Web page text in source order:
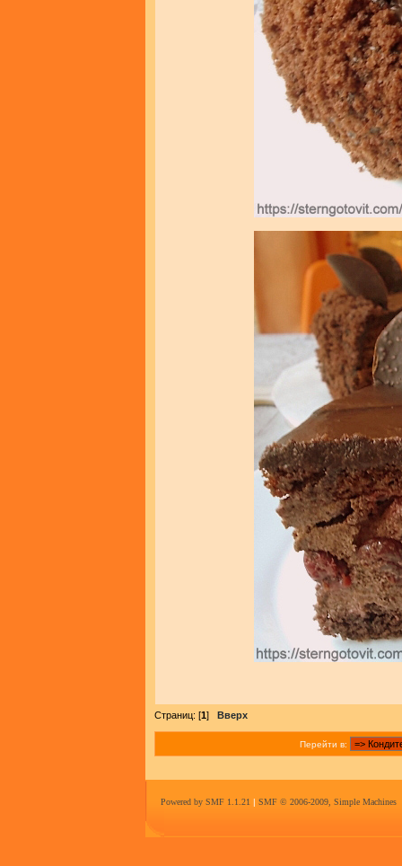
Страниц: [1] Вверх
Перейти в:
Powered by SMF 1.1.21 | SMF © 2006-2009, Simple Machines